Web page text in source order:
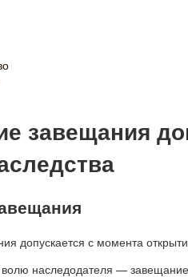
завещания
наследодателя —